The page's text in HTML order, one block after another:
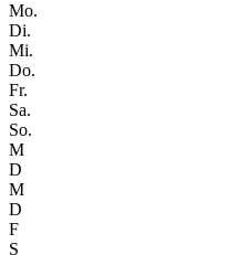
Mo.
Di.
Mi.
Do.
Fr.
Sa.
So.
M
D
M
D
F
S